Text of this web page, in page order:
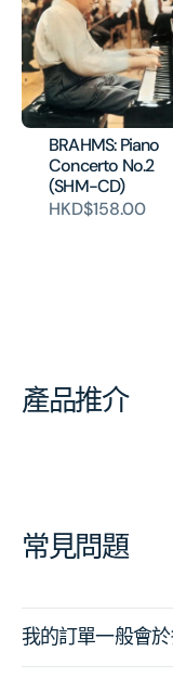
BRAHMS: Piano
Concerto No.2
(SHM-CD)
HKD$158.00
產品推介
常見問題
我的訂單一般會